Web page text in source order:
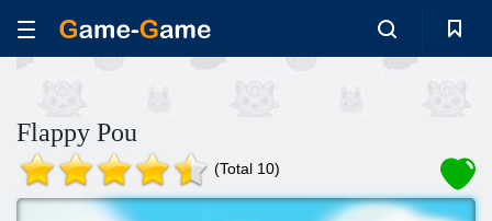
Flappy Pou
(Total 10)